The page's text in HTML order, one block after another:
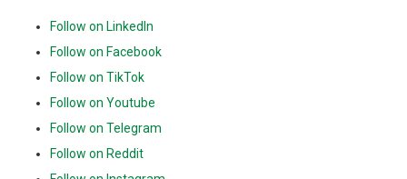
Follow on LinkedIn
Follow on Facebook
Follow on TikTok
Follow on Youtube
Follow on Telegram
Follow on Reddit